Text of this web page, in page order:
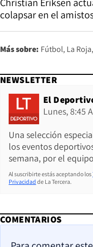
colapsar en el
Más sobre: Fútbol La Roja
NEWSLETTER
El
Lunes, 8:45
Una selección
los eventos
semana, por el
Al suscribirte estás aceptando los
Privacidad de La Tercera.
COMENTARIOS